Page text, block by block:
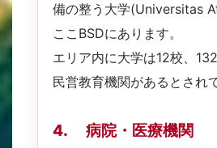
備の整う大学(Universitas
ここBSDにあります。
エリア内に大学は12校、
民営教育機関があるとされ
4. 病院・医療機関